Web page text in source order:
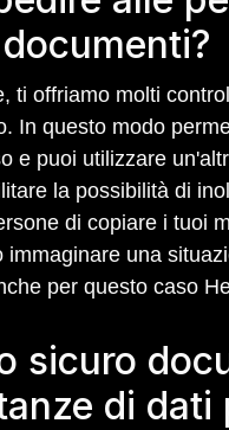
ti offriamo molti
In questo modo
puoi utilizzare
la possibilità di
di copiare i tuoi
una
per questo caso
sicuro
di dati